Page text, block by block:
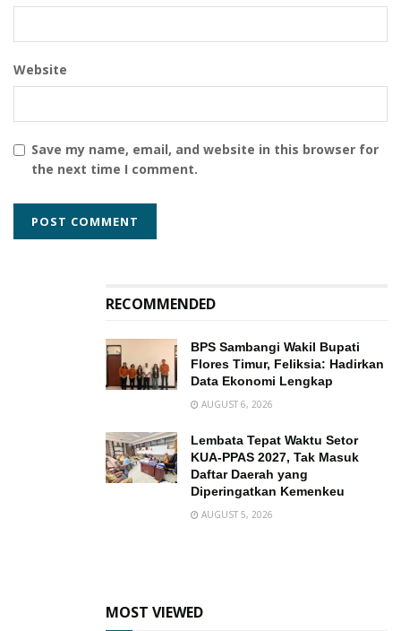
Website
Save my name, email, and website in this browser for
the next time I comment.
RECOMMENDED
BPS Sambangi Wakil Bupati
Flores Timur, Feliksia: Hadirkan
Data Ekonomi Lengkap
AUGUST 6, 2026
Lembata Tepat Waktu Setor
KUA-PPAS 2027, Tak Masuk
Daftar Daerah yang
Diperingatkan Kemenkeu
AUGUST 5, 2026
MOST VIEWED